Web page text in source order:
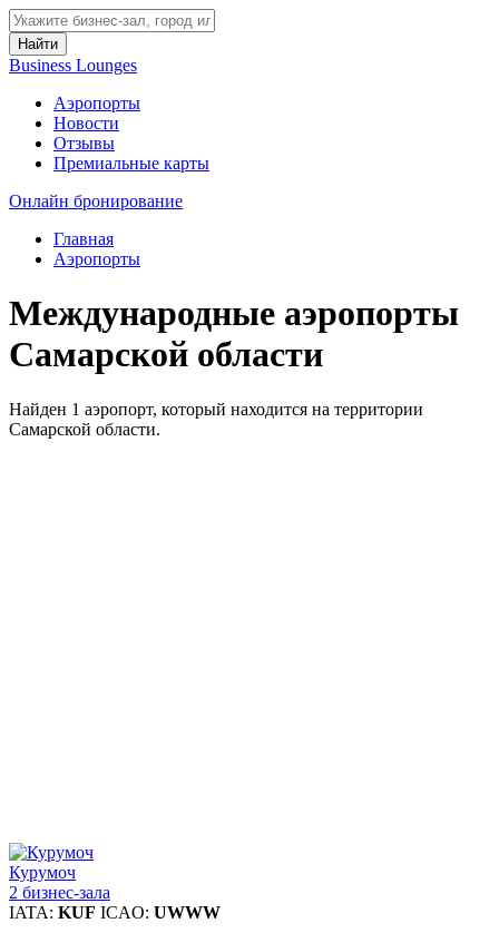
Найти
Business Lounges
Аэропорты
Новости
Отзывы
Премиальные карты
Онлайн бронирование
Главная
Аэропорты
Международные аэропорты
Самарской области
Найден 1 аэропорт, который находится на территории
Самарской области.
Курумоч
2 бизнес-зала
IATA: KUF ICAO: UWWW